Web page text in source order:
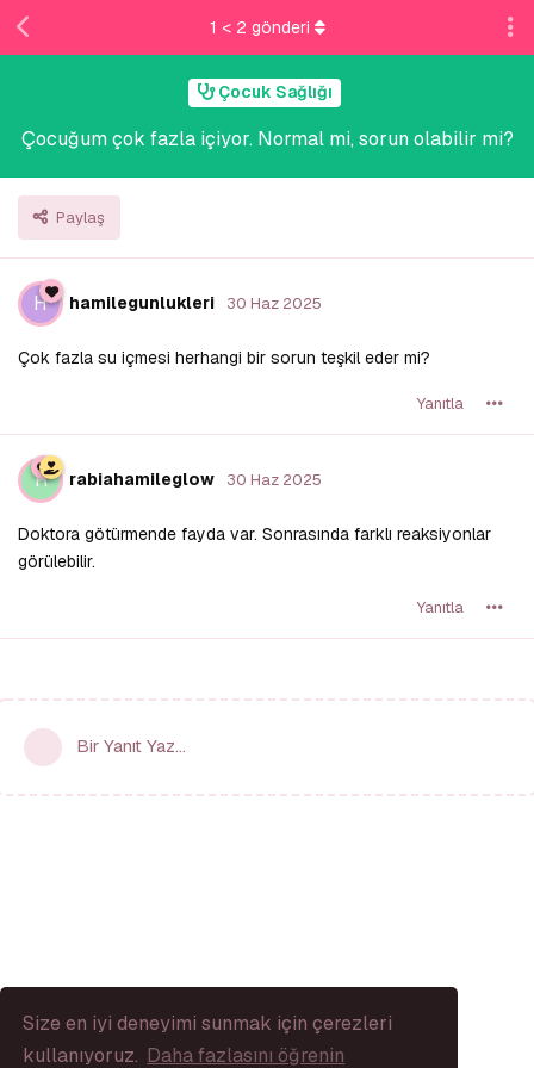
Size en iyi deneyimi sunmak için çerezleri
kullanıyoruz. Daha fazlasını öğrenin
Çocuk Sağlığı
Çocuğum çok fazla içiyor. Normal mi, sorun olabilir mi?
Paylaş
1 < 2 gönderi
H hamilegunlukleri 30 Haz 2025
Çok fazla su içmesi herhangi bir sorun teşkil eder mi?
Yanıtla
R rabiahamileglow 30 Haz 2025
Doktora götürmende fayda var. Sonrasında farklı reaksiyonlar
görülebilir.
Yanıtla
Bir Yanıt Yaz...